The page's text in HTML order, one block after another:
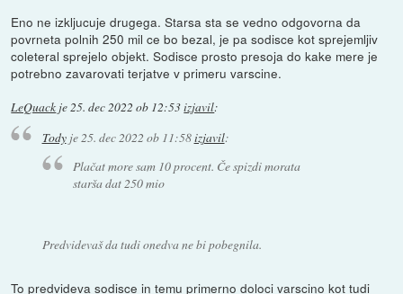
Eno ne izkljucuje drugega. Starsa sta se vedno odgovorna da
povrneta polnih 250 mil ce bo bezal, je pa sodisce kot sprejemljiv
coleteral sprejelo objekt. Sodisce prosto presoja do kake mere je
potrebno zavarovati terjatve v primeru varscine.
LeQuack je25. dec 2022 ob 12:53izjavil:
Todyje 25. dec 2022 ob 11:58izjavil:
Plačat more sam 10 procent. Če spizdi morata
starša dat 250 mio
Predvidevaš da tudi onedva ne bi pobegnila.
To predvideva sodisce in temu primerno doloci varscino kot tudi